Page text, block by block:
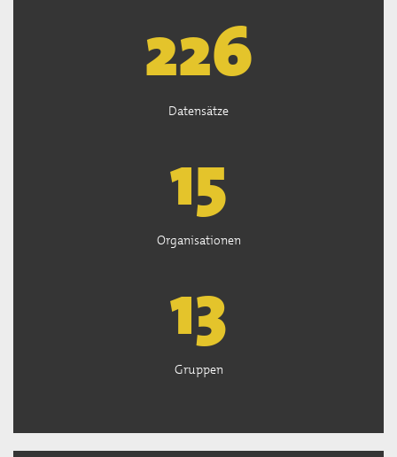
226
Datensätze
15
Organisationen
13
Gruppen